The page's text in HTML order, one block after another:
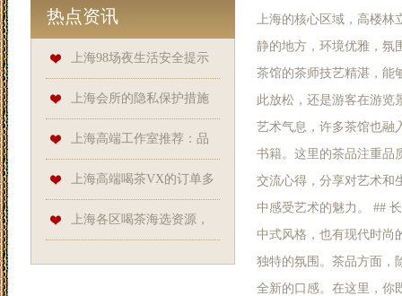
热点资讯
上海98场夜生活安全提示
上海会所的隐私保护措施
如何？上海高端工作室推荐：品
茶搭配与品尝技巧
上海高端喝茶VX的订单多
久能送达？
上海各区喝茶海选资源，
上海的核心区域，高楼林
静的地方，环境优雅，氛
茶馆的茶师技艺精湛，能
此放松，还是游客在游览
艺术气息，许多茶馆也融
书籍。这里的茶品注重品
交流心得，分享对艺术和
中感受艺术的魅力。 ##
中式风格，也有现代时尚
独特的氛围。茶品方面，
全新的口感。在这里，你